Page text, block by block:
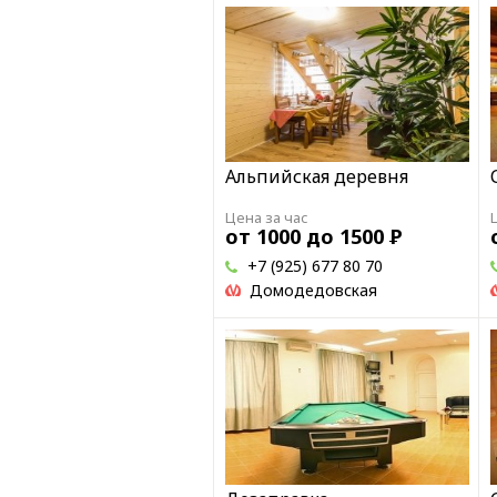
Альпийская деревня
Цена за час
от 1000 до 1500 Р
Домодедовская
+7 (925) 677 80 70